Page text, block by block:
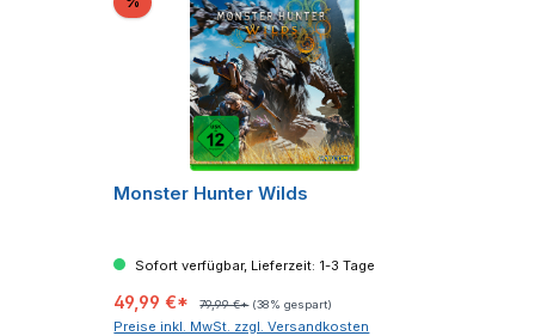
Monster Hunter Wilds
Sofort verfügbar, Lieferzeit: 1-3 Tage
49,99 €* 79,99 €* (38% gespart)
Preise inkl. MwSt. zzgl. Versandkosten